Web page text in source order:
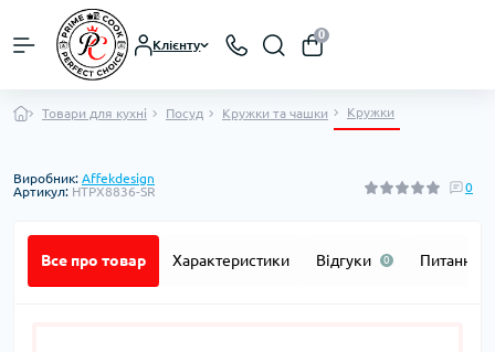
Клієнту
0
Товари для кухні Посуд Кружки та чашки Кружки
Виробник: Affekdesign
Артикул: HTPX8836-SR 0
Все про товар Характеристики Відгуки 0 Питання